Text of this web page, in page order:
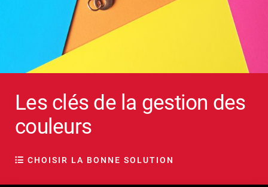
Les clés de la gestion des
couleurs
CHOISIR LA BONNE SOLUTION